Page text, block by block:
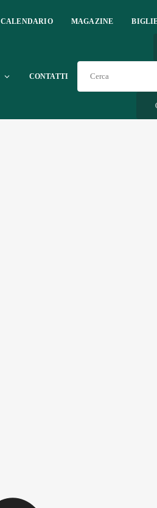
CALENDARIO MAGAZINE
CONTATTI